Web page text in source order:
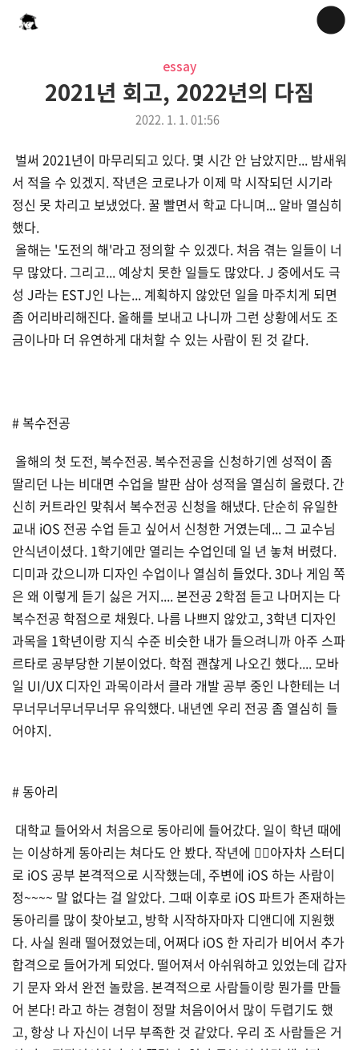
essay
2021년 회고, 2022년의 다짐
2022. 1. 1. 01:56
벌써 2021년이 마무리되고 있다. 몇 시간 안 남았지만... 밤새워
서 적을 수 있겠지. 작년은 코로나가 이제 막 시작되던 시기라
정신 못 차리고 보냈었다. 꿀 빨면서 학교 다니며... 알바 열심히
했다.
올해는 '도전의 해'라고 정의할 수 있겠다. 처음 겪는 일들이 너
무 많았다. 그리고... 예상치 못한 일들도 많았다. J 중에서도 극
성 J라는 ESTJ인 나는... 계획하지 않았던 일을 마주치게 되면
좀 어리바리해진다. 올해를 보내고 나니까 그런 상황에서도 조
금이나마 더 유연하게 대처할 수 있는 사람이 된 것 같다.
# 복수전공
올해의 첫 도전, 복수전공. 복수전공을 신청하기엔 성적이 좀
딸리던 나는 비대면 수업을 발판 삼아 성적을 열심히 올렸다. 간
신히 커트라인 맞춰서 복수전공 신청을 해냈다. 단순히 유일한
교내 iOS 전공 수업 듣고 싶어서 신청한 거였는데... 그 교수님
안식년이셨다. 1학기에만 열리는 수업인데 일 년 놓쳐 버렸다.
디미과 갔으니까 디자인 수업이나 열심히 들었다. 3D나 게임 쪽
은 왜 이렇게 듣기 싫은 거지.... 본전공 2학점 듣고 나머지는 다
복수전공 학점으로 채웠다. 나름 나쁘지 않았고, 3학년 디자인
과목을 1학년이랑 지식 수준 비슷한 내가 들으려니까 아주 스파
르타로 공부당한 기분이었다. 학점 괜찮게 나오긴 했다.... 모바
일 UI/UX 디자인 과목이라서 클라 개발 공부 중인 나한테는 너
무너무너무너무너무 유익했다. 내년엔 우리 전공 좀 열심히 들
어야지.
# 동아리
대학교 들어와서 처음으로 동아리에 들어갔다. 일이 학년 때에
는 이상하게 동아리는 쳐다도 안 봤다. 작년에 🧚‍♀️아자차 스터디
로 iOS 공부 본격적으로 시작했는데, 주변에 iOS 하는 사람이
정~~~~ 말 없다는 걸 알았다. 그때 이후로 iOS 파트가 존재하는
동아리를 많이 찾아보고, 방학 시작하자마자 디앤디에 지원했
다. 사실 원래 떨어졌었는데, 어쩌다 iOS 한 자리가 비어서 추가
합격으로 들어가게 되었다. 떨어져서 아쉬워하고 있었는데 갑자
기 문자 와서 완전 놀랐음. 본격적으로 사람들이랑 뭔가를 만들
어 본다! 라고 하는 경험이 정말 처음이어서 많이 두렵기도 했
고, 항상 나 자신이 너무 부족한 것 같았다. 우리 조 사람들은 거